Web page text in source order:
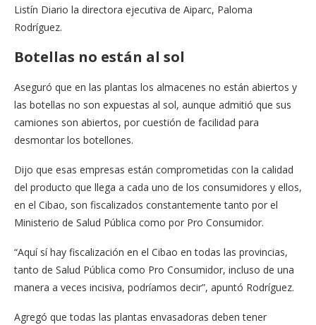
Listín Diario la directora ejecutiva de Aiparc, Paloma
Rodríguez.
Botellas no están al sol
Aseguró que en las plantas los almacenes no están abiertos y
las botellas no son expuestas al sol, aunque admitió que sus
camiones son abiertos, por cuestión de facilidad para
desmontar los botellones.
Dijo que esas empresas están comprometidas con la calidad
del producto que llega a cada uno de los consumidores y ellos,
en el Cibao, son fiscalizados constantemente tanto por el
Ministerio de Salud Pública como por Pro Consumidor.
“Aquí sí hay fiscalización en el Cibao en todas las provincias,
tanto de Salud Pública como Pro Consumidor, incluso de una
manera a veces incisiva, podríamos decir”, apuntó Rodríguez.
Agregó que todas las plantas envasadoras deben tener